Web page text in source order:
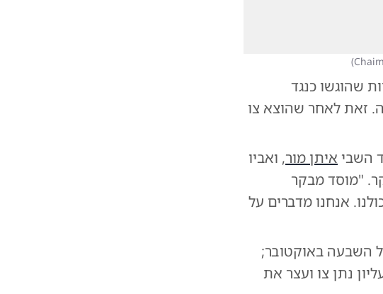
)
שהוגשו כנגד
זאת לאחר שהוצא צו
השבי איתן מור, ואביו
"מוסד מבקר
אנחנו מדברים על
השבעה באוקטובר;
נתן צו ועצר את